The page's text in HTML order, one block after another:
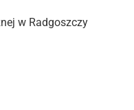
w Radgoszczy